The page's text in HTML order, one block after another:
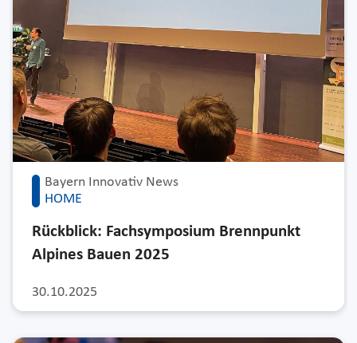
Bayern Innovativ News
HOME
30.10.2025
Rückblick: Fachsymposium Brennpunkt
Alpines Bauen 2025